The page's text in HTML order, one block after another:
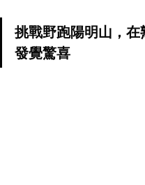
挑戰野跑陽明山，在
發覺驚喜